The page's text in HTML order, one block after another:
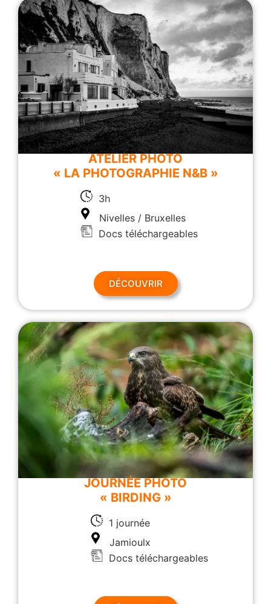
ATELIER PHOTO
« LA PHOTOGRAPHIE N&B »
3h
Nivelles / Bruxelles
Docs téléchargeables
DÉCOUVRIR
JOURNÉE PHOTO
« BIRDING »
1 journée
Jamioulx
Docs téléchargeables